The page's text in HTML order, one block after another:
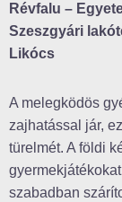
Révfalu –
Szeszgyári
Likócs
A melegködös
zajhatással jár,
türelmét. A földi
szabadban